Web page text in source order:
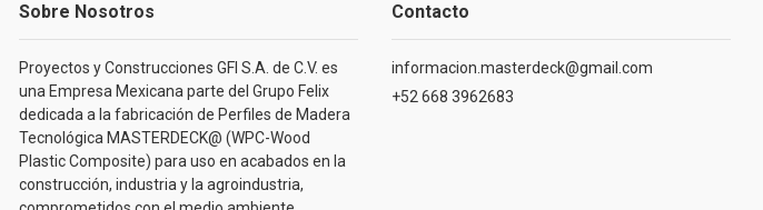
Sobre Nosotros
Proyectos y Construcciones GFI S.A. de C.V. es
una Empresa Mexicana parte del Grupo Felix
dedicada a la fabricación de Perfiles de Madera
Tecnológica MASTERDECK@ (WPC-Wood
Plastic Composite) para uso en acabados en la
construcción, industria y la agroindustria,
Contacto
informacion.masterdeck@gmail.com
+52 668 3962683